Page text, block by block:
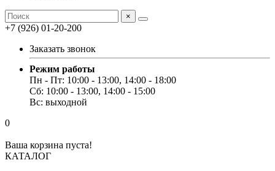
×
+7 (926) 01-20-200
Заказать звонок
Режим работы
Пн - Пт: 10:00 - 13:00, 14:00 - 18:00
Сб: 10:00 - 13:00, 14:00 - 15:00
Вс: выходной
0
Ваша корзина пуста!
КАТАЛОГ